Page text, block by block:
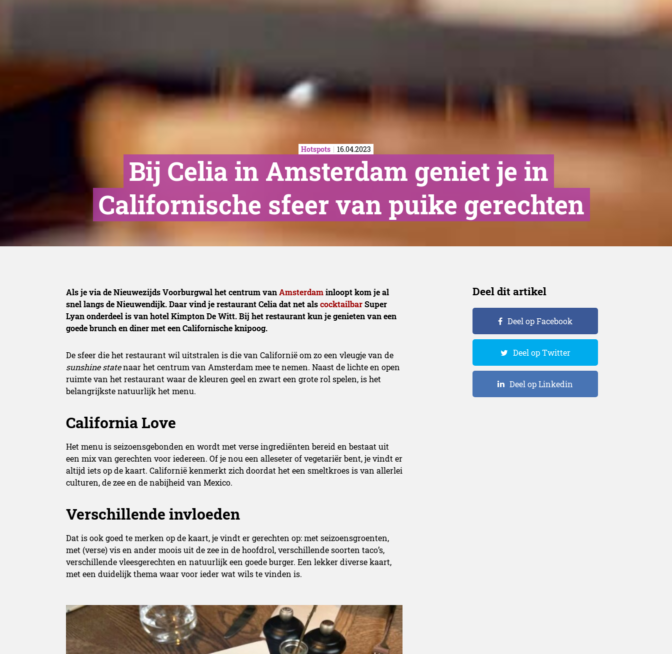
Hotspots 16.04.2023
Bij Celia in Amsterdam geniet je in
Californische sfeer van puike gerechten
Als je via de Nieuwezijds Voorburgwal het centrum vanAmsterdaminloopt kom je al
snel langs de Nieuwendijk. Daar vind je restaurant Celia dat net alscocktailbarSuper
Lyan onderdeel is van hotel Kimpton De Witt. Bij het restaurant kun je genieten van een
goede brunch en diner met een Californische knipoog.
De sfeer die het restaurant wil uitstralen is die van Californië om zo een vleugje van de
sunshine statenaar het centrum van Amsterdam mee te nemen. Naast de lichte en open
ruimte van het restaurant waar de kleuren geel en zwart een grote rol spelen, is het
belangrijkste natuurlijk het menu.
California Love
Het menu is seizoensgebonden en wordt met verse ingrediënten bereid en bestaat uit
een mix van gerechten voor iedereen. Of je nou een alleseter of vegetariër bent, je vindt er
altijd iets op de kaart. Californië kenmerkt zich doordat het een smeltkroes is van allerlei
culturen, de zee en de nabijheid van Mexico.
Verschillende invloeden
Dat is ook goed te merken op de kaart, je vindt er gerechten op: met seizoensgroenten,
met (verse) vis en ander moois uit de zee in de hoofdrol, verschillende soorten taco’s,
verschillende vleesgerechten en natuurlijk een goede burger. Een lekker diverse kaart,
met een duidelijk thema waar voor ieder wat wils te vinden is.
Deel dit artikel
Deel op Facebook
Deel op Twitter
Deel op Linkedin